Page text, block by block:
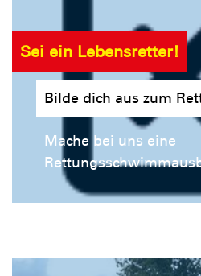
Sei ein Lebensretter!
Bilde dich aus zum
Mache bei uns eine